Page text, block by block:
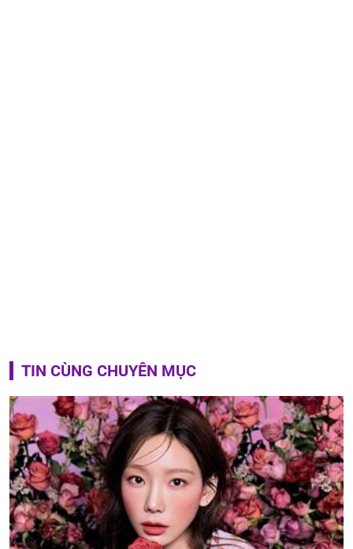
TIN CÙNG CHUYÊN MỤC